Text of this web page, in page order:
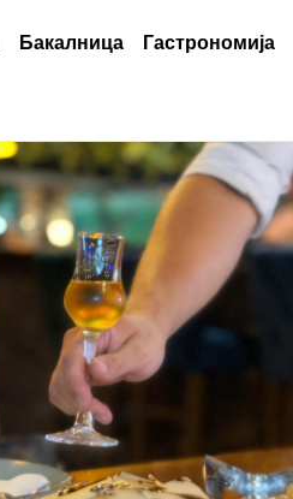
Бакалница Гастрономија